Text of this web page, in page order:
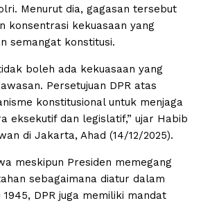
Menurut dia, gagasan tersebut
konsentrasi kekuasaan yang
semangat konstitusi.
boleh ada kekuasaan yang
Persetujuan DPR atas
konstitusional untuk menjaga
eksekutif dan legislatif,” ujar Habib
di Jakarta, Ahad (14/12/2025).
meskipun Presiden memegang
sebagaimana diatur dalam
1945, DPR juga memiliki mandat